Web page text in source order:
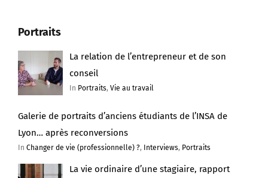
Portraits
La relation de l’entrepreneur et de son
conseil
In Portraits,Vie au travail
Galerie de portraits d’anciens étudiants de l’INSA de
Lyon… après reconversions
In Changer de vie (professionnelle) ?, Interviews, Portraits
La vie ordinaire d’une stagiaire, rapport